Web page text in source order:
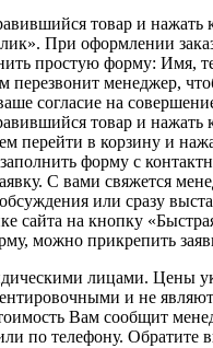
товар и нажать
При оформлении
простую форму: Имя,
перезвонит менеджер,
согласие на
товар и нажать
перейти в корзину и
заполнить форму с
С вами свяжется
или сразу
сайта на кнопку
можно прикрепить
лицами. Цены
и не
Вам сообщит
по телефону. Обратите